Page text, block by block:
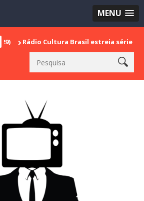
MENU
Cultura Brasil estreia série especial em